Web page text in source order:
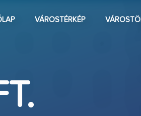
VÁROSTÉRKÉP